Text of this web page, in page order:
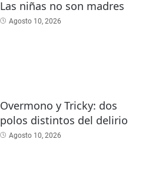
Las niñas no son madres
Agosto 10, 2026
Overmono y Tricky: dos
polos distintos del delirio
Agosto 10, 2026